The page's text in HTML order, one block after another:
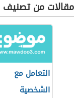
مقالات من تصنيف
التعامل مع
الشخصية